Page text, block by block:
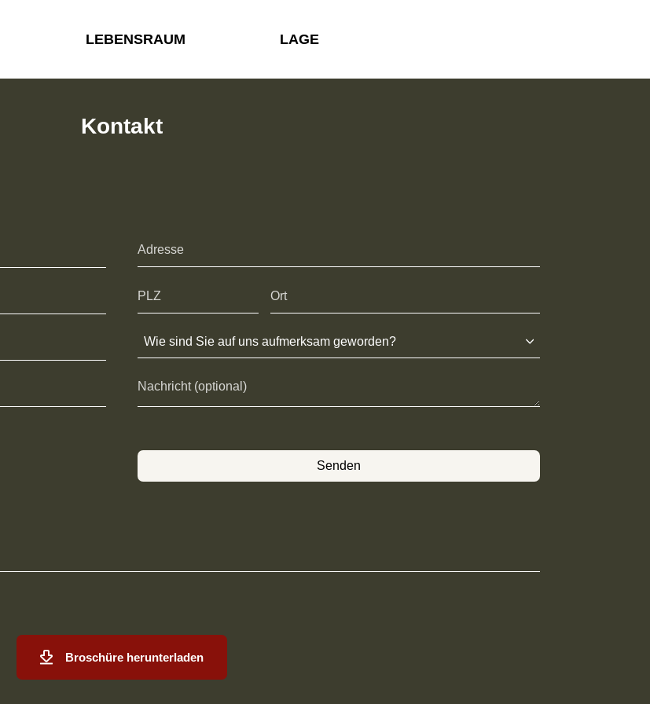
LEBENSRAUM LAGE
Kontakt
Wie sind Sie auf uns aufmerksam geworden?
Broschüre herunterladen